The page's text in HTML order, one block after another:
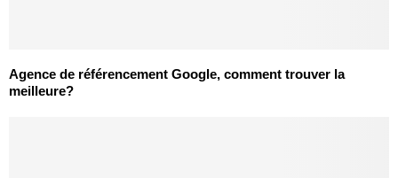
Agence de référencement Google, comment trouver la
meilleure?